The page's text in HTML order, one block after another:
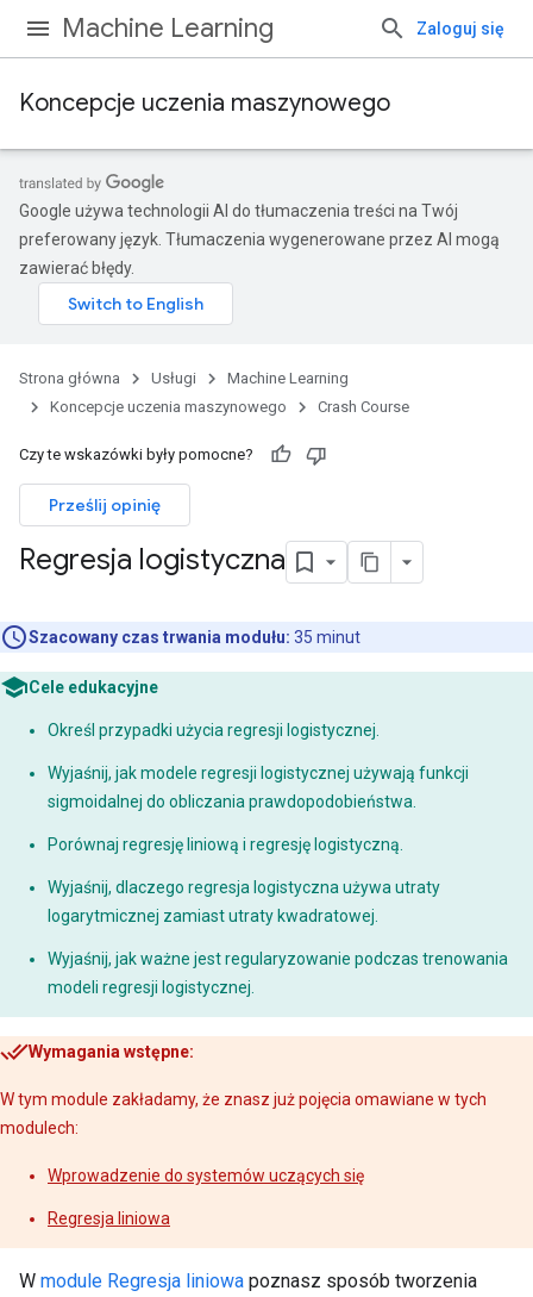
Machine Learning Zaloguj się
Koncepcje uczenia maszynowego
Google używa technologii AI do tłumaczenia treści na Twój
preferowany język. Tłumaczenia wygenerowane przez AI mogą
zawierać błędy.
Strona główna Usługi
Machine Learning
Koncepcje uczenia maszynowego
Crash Course
Czy te wskazówki były pomocne?
Prześlij opinię
Regresja logistyczna
Szacowany czas trwania modułu: 35 minut
Cele edukacyjne
Określ przypadki użycia regresji logistycznej.
Wyjaśnij, jak modele regresji logistycznej używają funkcji
sigmoidalnej do obliczania prawdopodobieństwa.
Porównaj regresję liniową i regresję logistyczną.
Wyjaśnij, dlaczego regresja logistyczna używa utraty
logarytmicznej zamiast utraty kwadratowej.
Wyjaśnij, jak ważne jest regularyzowanie podczas trenowania
modeli regresji logistycznej.
Wymagania wstępne:
W tym module zakładamy, że znasz już pojęcia omawiane w tych
modulech:
Wprowadzenie do systemów uczących się
Regresja liniowa
W module Regresja liniowa poznasz sposób tworzenia